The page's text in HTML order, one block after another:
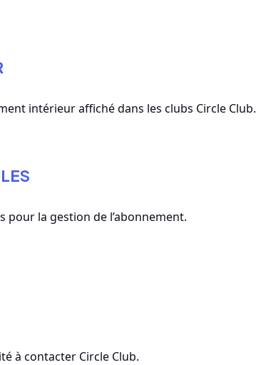
intérieur affiché dans les clubs Circle Club.
pour la gestion de l’abonnement.
à contacter Circle Club.